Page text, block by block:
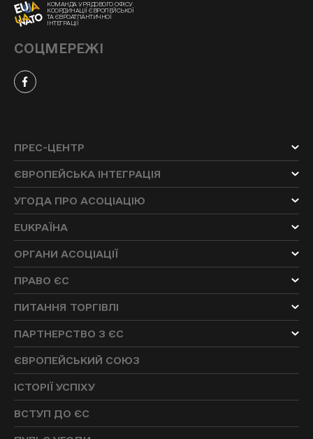
КОМАНДА УРЯДОВОГО ОФІСУ
КООРДИНАЦІЇ ЄВРОПЕЙСЬКОЇ
ТА ЄВРОАТЛАНТИЧНОЇ
ІНТЕГРАЦІЇ
СОЦМЕРЕЖІ
ПРЕС-ЦЕНТР
ЄВРОПЕЙСЬКА ІНТЕГРАЦІЯ
УГОДА ПРО АСОЦІАЦІЮ
EUKРАЇНА
ОРГАНИ АСОЦІАЦІЇ
ПРАВО ЄС
ПИТАННЯ ТОРГІВЛІ
ПАРТНЕРСТВО З ЄС
ЄВРОПЕЙСЬКИЙ СОЮЗ
ІСТОРІЇ УСПІХУ
ВСТУП ДО ЄС